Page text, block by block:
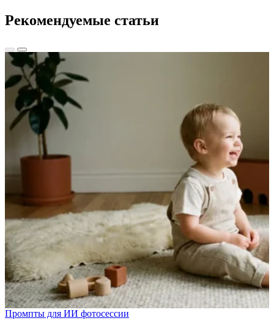
Рекомендуемые статьи
Промпты для ИИ фотосессии